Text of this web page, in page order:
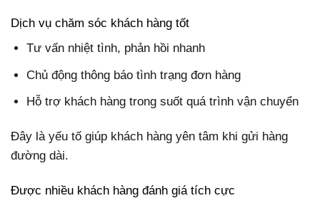
Dịch vụ chăm sóc khách hàng tốt
Tư vấn nhiệt tình, phản hồi nhanh
Chủ động thông báo tình trạng đơn hàng
Hỗ trợ khách hàng trong suốt quá trình vận chuyển
Đây là yếu tố giúp khách hàng yên tâm khi gửi hàng
đường dài.
Được nhiều khách hàng đánh giá tích cực